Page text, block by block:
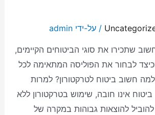
/ על-ידי admin
שתכירו את סוגי הביטוחים הקיימים,
לבחור את הפוליסה המתאימה לכל
חשוב ביטוח לטרקטורון? למרות
אינו חובה, שימוש בטרקטורון ללא
להוביל להוצאות גבוהות במקרה של